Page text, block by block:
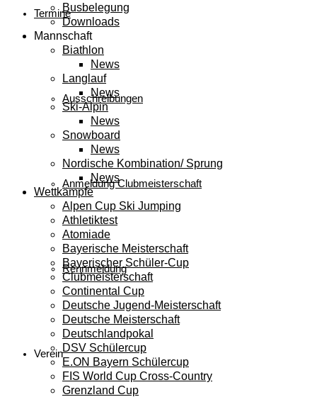
Termine
Ausschreibungen
Anmeldung Clubmeisterschaft
Rennmeldung
Verein
Busbelegung
Downloads
Mannschaft
Biathlon
News
Langlauf
News
Ski-Alpin
News
Snowboard
News
Nordische Kombination/ Sprung
News
Wettkämpfe
Alpen Cup Ski Jumping
Athletiktest
Atomiade
Bayerische Meisterschaft
Bayerischer Schüler-Cup
Clubmeisterschaft
Continental Cup
Deutsche Jugend-Meisterschaft
Deutsche Meisterschaft
Deutschlandpokal
DSV Schülercup
E.ON Bayern Schülercup
FIS World Cup Cross-Country
Grenzland Cup